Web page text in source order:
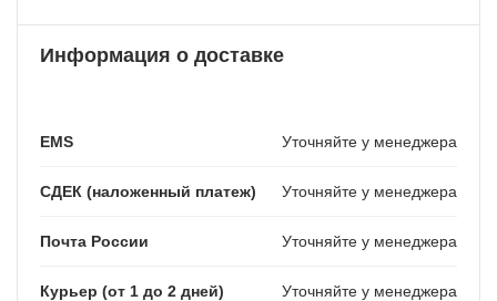
Информация о доставке
EMS Уточняйте у менеджера
СДЕК (наложенный платеж) Уточняйте у менеджера
Почта России Уточняйте у менеджера
Курьер (от 1 до 2 дней) Уточняйте у менеджера